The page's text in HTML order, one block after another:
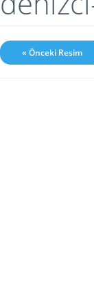
« Önceki Resim